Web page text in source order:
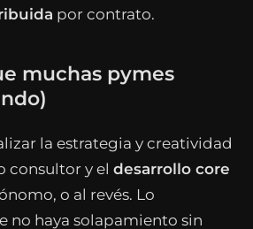
por contrato.
muchas pymes
la estrategia y creatividad
consultor y el desarrollo core
o al revés. Lo
no haya solapamiento sin